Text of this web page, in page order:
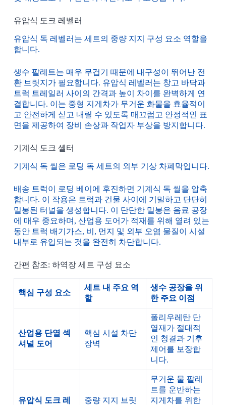
유압식 도크 레벨러
유압식 독 레벨러는 세트의 중량 지지 구성 요소 역할을
합니다.
생수 팔레트는 매우 무겁기 때문에 내구성이 뛰어난 전
환 브릿지가 필요합니다. 유압식 레벨러는 창고 바닥과
트럭 트레일러 사이의 간격과 높이 차이를 완벽하게 연
결합니다. 이는 중형 지게차가 무거운 화물을 효율적이
고 안전하게 싣고 내릴 수 있도록 매끄럽고 안정적인 표
면을 제공하여 장비 손상과 작업자 부상을 방지합니다.
기계식 도크 셸터
기계식 독 씰은 로딩 독 세트의 외부 기상 차폐막입니다.
배송 트럭이 로딩 베이에 후진하면 기계식 독 씰을 압축
합니다. 이 작용은 트럭과 건물 사이에 기밀하고 단단히
밀봉된 터널을 생성합니다. 이 단단한 밀봉은 음료 공장
에 매우 중요하며, 산업용 도어가 적재를 위해 열려 있는
동안 트럭 배기가스, 비, 먼지 및 외부 오염 물질이 시설
내부로 유입되는 것을 완전히 차단합니다.
간편 참조: 하역장 세트 구성 요소
핵심 구성 요소
세트 내 주요 역
할
생수 공장을 위
한 주요 이점
산업용 단열 섹
셔널 도어
핵심 시설 차단
장벽
폴리우레탄 단
열재가 절대적
인 청결과 기후
제어를 보장합
니다.
유압식 도크 레
중량 지지 브릿
무거운 물 팔레
트를 운반하는
지게차를 위한